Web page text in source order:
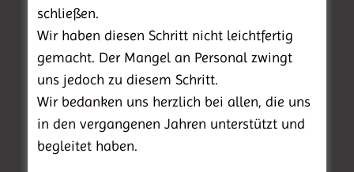
ausführliche Beratung
individuelle Planung
kompetente Ausführung
professionelle Pflege
Qualität und Kundenzufriedenheit zu fairen
Konditionen sind unsere Ziele.
schließen.
Wir haben diesen Schritt nicht leichtfertig
gemacht. Der Mangel an Personal zwingt
uns jedoch zu diesem Schritt.
Wir bedanken uns herzlich bei allen, die uns
in den vergangenen Jahren unterstützt und
begleitet haben.